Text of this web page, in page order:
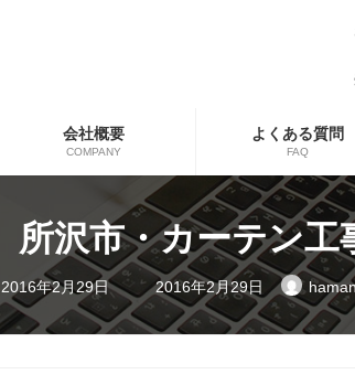
会社概要
COMPANY
よくある質問
FAQ
所沢市・カーテン工
2016年2月29日
最
終
新
日
2016年2月29日